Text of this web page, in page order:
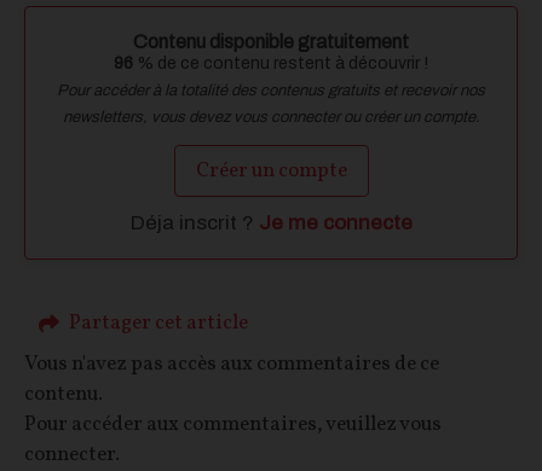
Contenu disponible gratuitement
96 % de ce contenu restent à découvrir !
Pour accéder à la totalité des contenus gratuits et recevoir nos
newsletters, vous devez vous connecter ou créer un compte.
Créer un compte
Déja inscrit ? Je me connecte
Partager cet article
Vous n'avez pas accès aux commentaires de ce
contenu.
Pour accéder aux commentaires, veuillez vous
connecter.